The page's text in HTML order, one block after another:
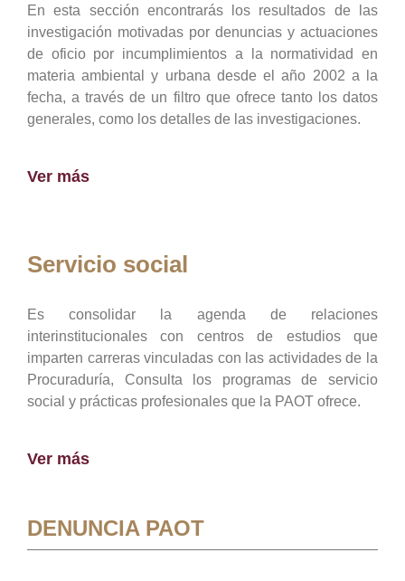
En esta sección encontrarás los resultados de las
investigación motivadas por denuncias y actuaciones
de oficio por incumplimientos a la normatividad en
materia ambiental y urbana desde el año 2002 a la
fecha, a través de un filtro que ofrece tanto los datos
generales, como los detalles de las investigaciones.
Ver más
Servicio social
Es consolidar la agenda de relaciones
interinstitucionales con centros de estudios que
imparten carreras vinculadas con las actividades de la
Procuraduría, Consulta los programas de servicio
social y prácticas profesionales que la PAOT ofrece.
Ver más
DENUNCIA PAOT